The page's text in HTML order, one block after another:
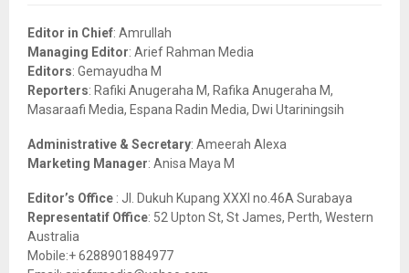
o
r
:
Editor in Chief: Amrullah
Managing Editor: Arief Rahman Media
Editors: Gemayudha M
Reporters: Rafiki Anugeraha M, Rafika Anugeraha M,
Masaraafi Media, Espana Radin Media, Dwi Utariningsih
Administrative & Secretary: Ameerah Alexa
Marketing Manager: Anisa Maya M
Editor’s Office : Jl. Dukuh Kupang XXXI no.46A Surabaya
Representatif Office: 52 Upton St, St James, Perth, Western
Australia
Mobile:+ 6288901884977